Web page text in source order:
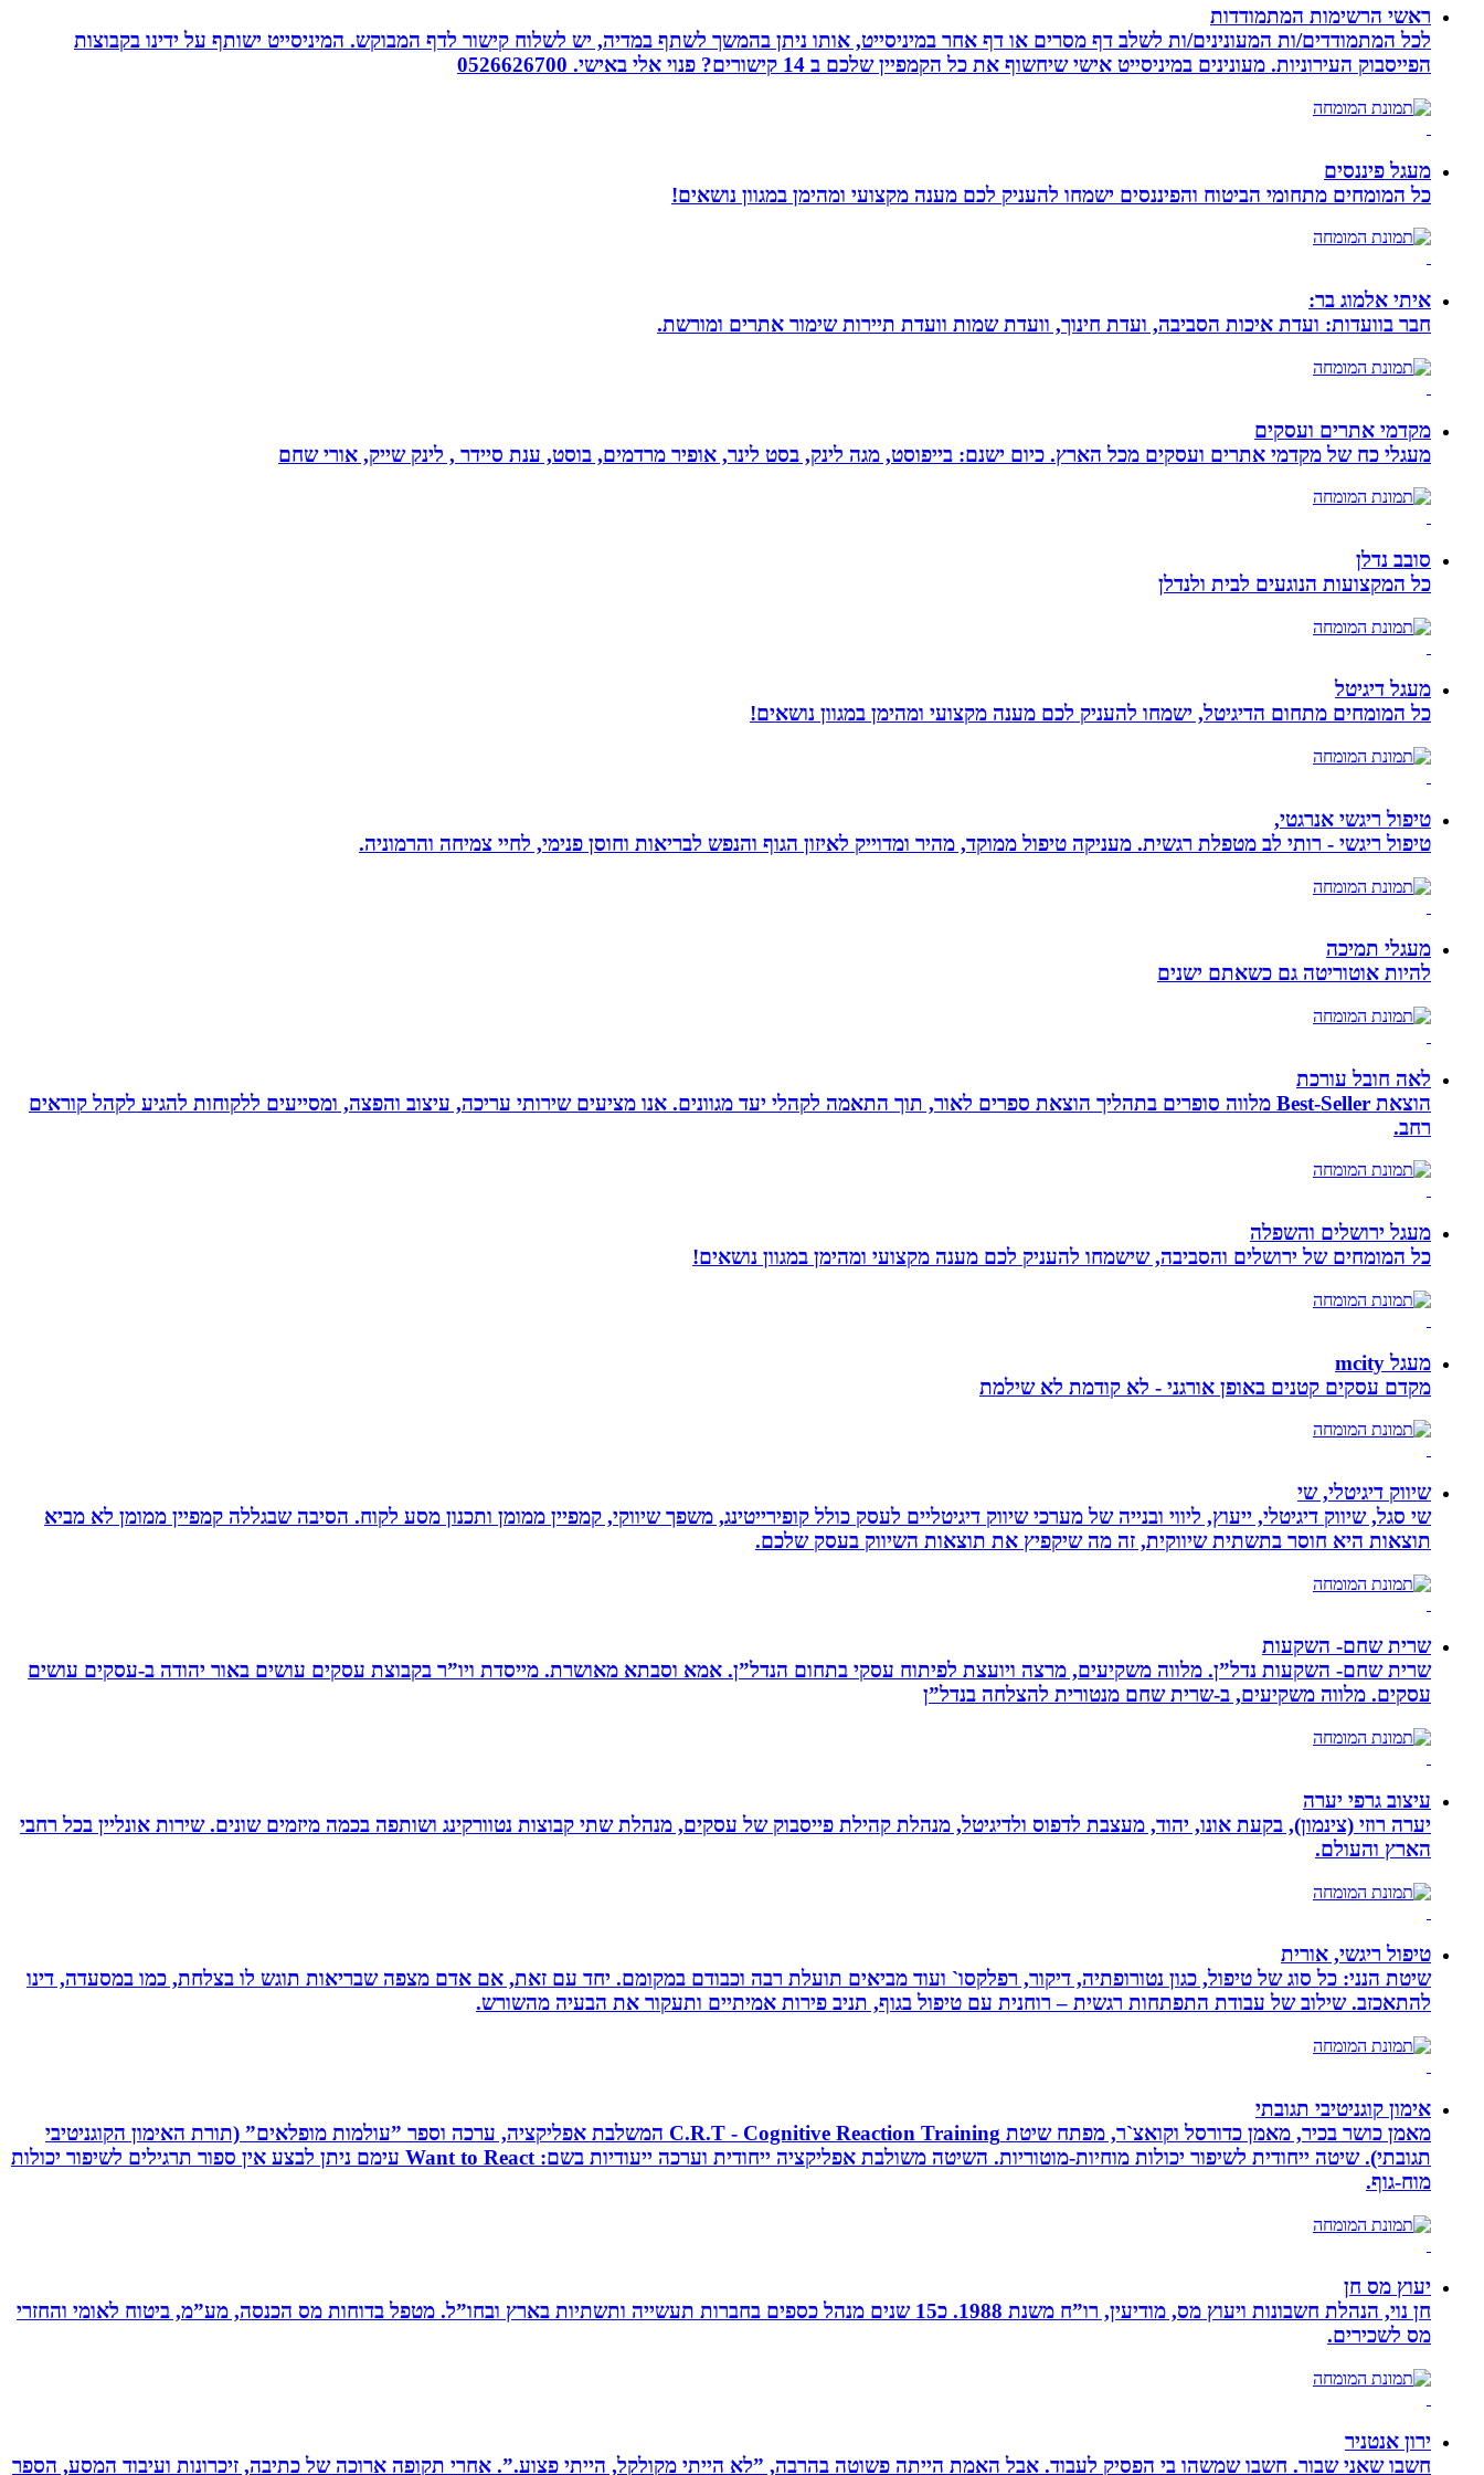
ראשי הרשימות המתמודדות
לכל המתמודדים/ות המעונינים/ות לשלב דף מסרים או דף אחר במיניסייט, אותו ניתן בהמשך לשתף במדיה, יש לשלוח קישור לדף המבוקש. המיניסייט ישותף על ידינו בקבוצות
הפייסבוק העירוניות. מעונינים במיניסייט אישי שיחשוף את כל הקמפיין שלכם ב 14 קישורים? פנוי אלי באישי. 0526626700
מעגל פיננסים
כל המומחים מתחומי הביטוח והפיננסים ישמחו להעניק לכם מענה מקצועי ומהימן במגוון נושאים!
איתי אלמוג בר:
חבר בוועדות: ועדת איכות הסביבה, ועדת חינוך, וועדת שמות וועדת תיירות שימור אתרים ומורשת.
מקדמי אתרים ועסקים
מעגלי כח של מקדמי אתרים ועסקים מכל הארץ. כיום ישנם: בייפוסט, מגה לינק, בסט לינר, אופיר מרדמים, בוסט, ענת סיידר , לינק שייק, אורי שחם
סובב נדלן
כל המקצועות הנוגעים לבית ולנדלן
מעגל דיגיטל
כל המומחים מתחום הדיגיטל, ישמחו להעניק לכם מענה מקצועי ומהימן במגוון נושאים!
טיפול ריגשי אנרגטי,
טיפול ריגשי - רותי לב מטפלת רגשית. מעניקה טיפול ממוקד, מהיר ומדוייק לאיזון הגוף והנפש לבריאות וחוסן פנימי, לחיי צמיחה והרמוניה.
מעגלי תמיכה
להיות אוטוריטה גם כשאתם ישנים
לאה חובל עורכת
הוצאת Best-Seller מלווה סופרים בתהליך הוצאת ספרים לאור, תוך התאמה לקהלי יעד מגוונים. אנו מציעים שירותי עריכה, עיצוב והפצה, ומסייעים ללקוחות להגיע לקהל קוראים
רחב.
מעגל ירושלים והשפלה
כל המומחים של ירושלים והסביבה, שישמחו להעניק לכם מענה מקצועי ומהימן במגוון נושאים!
מעגל mcity
מקדם עסקים קטנים באופן אורגני - לא קודמת לא שילמת
שיווק דיגיטלי, שי
שי סגל, שיווק דיגיטלי, ייעוץ, ליווי ובנייה של מערכי שיווק דיגיטליים לעסק כולל קופירייטינג, משפך שיווקי, קמפיין ממומן ותכנון מסע לקוח. הסיבה שבגללה קמפיין ממומן לא מביא
תוצאות היא חוסר בתשתית שיווקית, זה מה שיקפיץ את תוצאות השיווק בעסק שלכם.
שרית שחם- השקעות
שרית שחם- השקעות נדל”ן. מלווה משקיעים, מרצה ויועצת לפיתוח עסקי בתחום הנדל”ן. אמא וסבתא מאושרת. ‏מייסדת ויו”ר בקבוצת עסקים עושים באור יהודה‏ ב-‏עסקים עושים
עסקים‏. ‏מלווה משקיעים, ב-‏שרית שחם מנטורית להצלחה בנדל”ן‏
עיצוב גרפי יערה
יערה רוזי (צינמון), בקעת אונו, יהוד, מעצבת לדפוס ולדיגיטל, מנהלת קהילת פייסבוק של עסקים, מנהלת שתי קבוצות נטוורקינג ושותפה בכמה מיזמים שונים. שירות אונליין בכל רחבי
הארץ והעולם.
טיפול ריגשי, אורית
שיטת הנני: כל סוג של טיפול, כגון נטורופתיה, דיקור, רפלקסו` ועוד מביאים תועלת רבה וכבודם במקומם. יחד עם זאת, אם אדם מצפה שבריאות תוגש לו בצלחת, כמו במסעדה, דינו
להתאכזב. שילוב של עבודת התפתחות רגשית – רוחנית עם טיפול בגוף, תניב פירות אמיתיים ותעקור את הבעיה מהשורש.
אימון קוגניטיבי תגובתי
מאמן כושר בכיר, מאמן כדורסל וקואצ`ר, מפתח שיטת C.R.T - Cognitive Reaction Training המשלבת אפליקציה, ערכה וספר ”עולמות מופלאים” (תורת האימון הקוגניטיבי
תגובתי). שיטה ייחודית לשיפור יכולות מוחיות-מוטוריות. השיטה משולבת אפליקציה ייחודית וערכה ייעודיות בשם: Want to React עימם ניתן לבצע אין ספור תרגילים לשיפור יכולות
מוח-גוף.
יעוץ מס חן
חן נוי, הנהלת חשבונות ויעוץ מס, מודיעין, רו”ח משנת 1988. כ15 שנים מנהל כספים בחברות תעשייה ותשתיות בארץ ובחו”ל. מטפל בדוחות מס הכנסה, מע”מ, ביטוח לאומי והחזרי
מס לשכירים.
ירון אנטניר
חשבו שאני שבור. חשבו שמשהו בי הפסיק לעבוד. אבל האמת הייתה פשוטה בהרבה, ”לא הייתי מקולקל, הייתי פצוע.”. אחרי תקופה ארוכה של כתיבה, זיכרונות ועיבוד המסע, הספר